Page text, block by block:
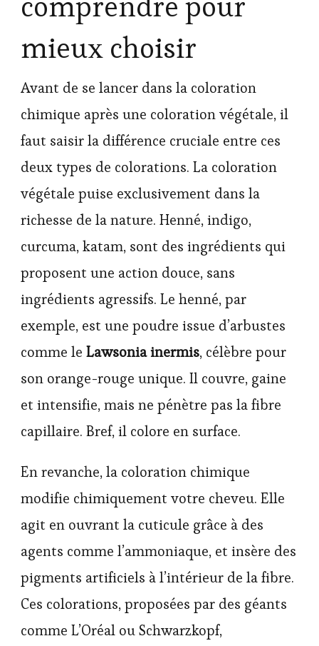
mieux choisir
Avant de se lancer dans la coloration
chimique après une coloration végétale, il
faut saisir la différence cruciale entre ces
deux types de colorations. La coloration
végétale puise exclusivement dans la
richesse de la nature. Henné, indigo,
curcuma, katam, sont des ingrédients qui
proposent une action douce, sans
ingrédients agressifs. Le henné, par
exemple, est une poudre issue d’arbustes
comme le Lawsonia inermis, célèbre pour
son orange-rouge unique. Il couvre, gaine
et intensifie, mais ne pénètre pas la fibre
capillaire. Bref, il colore en surface.
En revanche, la coloration chimique
modifie chimiquement votre cheveu. Elle
agit en ouvrant la cuticule grâce à des
agents comme l’ammoniaque, et insère des
pigments artificiels à l’intérieur de la fibre.
Ces colorations, proposées par des géants
comme L’Oréal ou Schwarzkopf,